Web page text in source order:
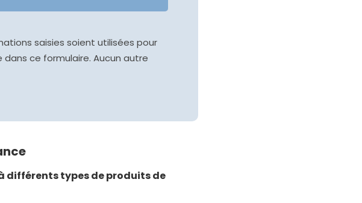
saisies soient utilisées pour
ce formulaire. Aucun autre
différents types de produits de